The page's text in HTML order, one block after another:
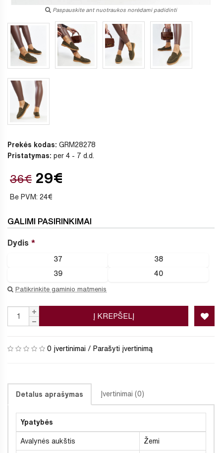
Paspauskite ant nuotraukos norėdami padidinti
Prekės kodas: GRM28278
Pristatymas: per 4 - 7 d.d.
36€ 29€
Be PVM: 24€
GALIMI PASIRINKIMAI
Dydis
37 38
39 40
Patikrinkite gaminio matmenis
Į KREPŠELĮ
0 įvertinimai / Parašyti įvertinimą
Detalus aprašymas Įvertinimai (0)
Ypatybės
Avalynės aukštis Žemi